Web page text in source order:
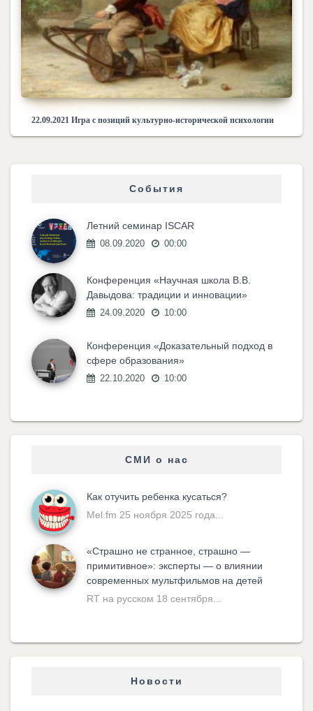
22.09.2021 Игра с позиций культурно-исторической психологии
События
Летний семинар ISCAR
08.09.2020 00:00
Конференция «Научная школа В.В.
Давыдова: традиции и инновации»
24.09.2020 10:00
Конференция «Доказательный подход в
сфере образования»
22.10.2020 10:00
СМИ о нас
Как отучить ребенка кусаться?
Mel.fm 25 ноября 2025 года...
«Cтрашно не странное, страшно —
примитивное»: эксперты — о влиянии
современных мультфильмов на детей
RT на русском 18 сентября...
Новости